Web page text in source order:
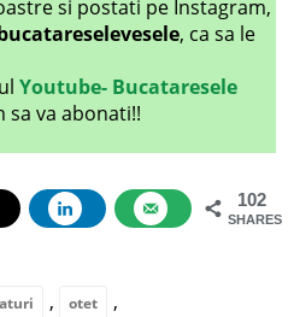
si postati pe Instagram,
, ca sa le
Youtube- Bucataresele
sa va abonati!!
102
SHARES
, otet ,